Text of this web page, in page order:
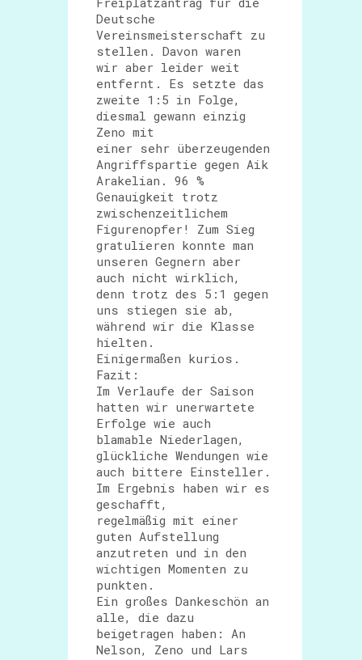
Deutsche
Vereinsmeisterschaft zu
stellen. Davon waren
wir aber leider weit
entfernt. Es setzte das
zweite 1:5 in Folge,
diesmal gewann einzig
Zeno mit
einer sehr überzeugenden
Angriffspartie gegen Aik
Arakelian. 96 %
Genauigkeit trotz
zwischenzeitlichem
Figurenopfer! Zum Sieg
gratulieren konnte man
unseren Gegnern aber
auch nicht wirklich,
denn trotz des 5:1 gegen
uns stiegen sie ab,
während wir die Klasse
hielten.
Einigermaßen kurios.
Fazit:
Im Verlaufe der Saison
hatten wir unerwartete
Erfolge wie auch
blamable Niederlagen,
glückliche Wendungen wie
auch bittere Einsteller.
Im Ergebnis haben wir es
geschafft,
regelmäßig mit einer
guten Aufstellung
anzutreten und in den
wichtigen Momenten zu
punkten.
Ein großes Dankeschön an
alle, die dazu
beigetragen haben: An
Nelson, Zeno und Lars